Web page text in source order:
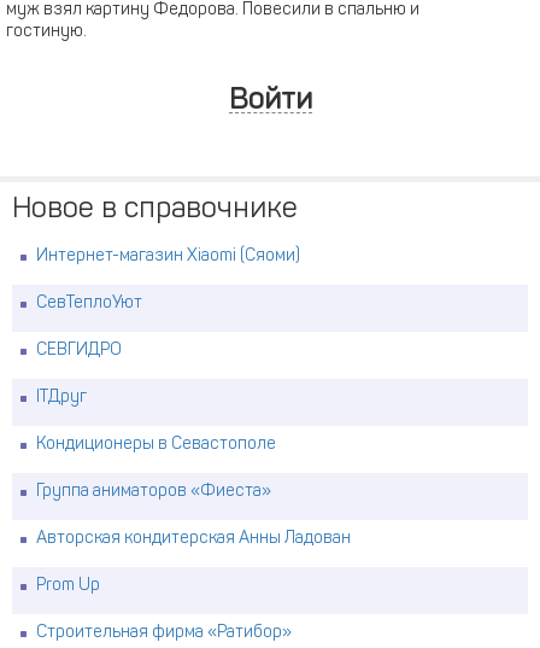
муж взял картину Федорова. Повесили в спальню и
гостиную.
Войти
Новое в справочнике
Интернет-магазин Xiaomi (Сяоми)
СевТеплоУют
СЕВГИДРО
ITДруг
Кондиционеры в Севастополе
Группа аниматоров «Фиеста»
Авторская кондитерская Анны Ладован
Prom Up
Строительная фирма «Ратибор»